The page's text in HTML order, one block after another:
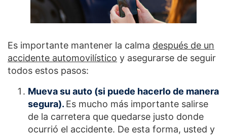
Es importante mantener la calma después de un
accidente automovilístico y asegurarse de seguir
todos estos pasos:
Mueva su auto (si puede hacerlo de manera
segura). Es mucho más importante salirse
de la carretera que quedarse justo donde
ocurrió el accidente. De esta forma, usted y